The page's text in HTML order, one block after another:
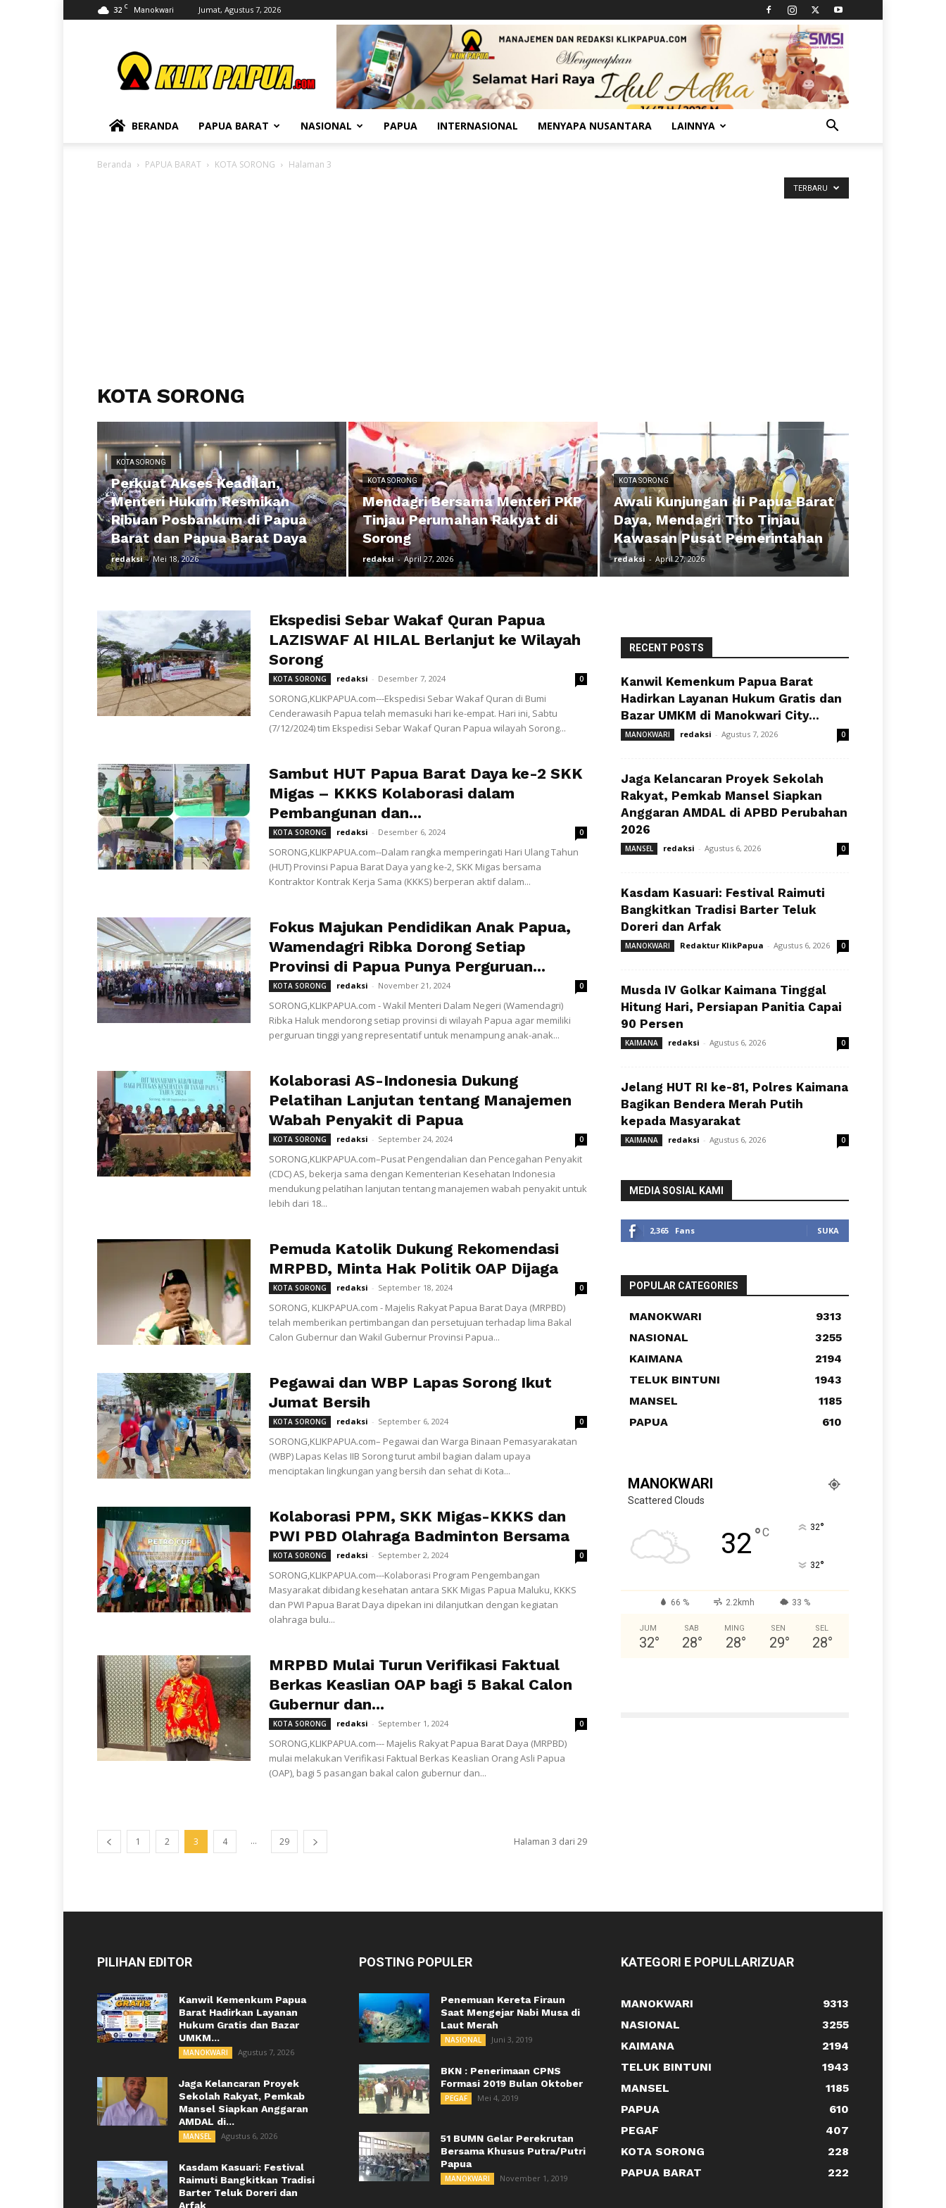
32 C Manokwari Jumat, Agustus 7, 2026
BERANDA PAPUA BARAT NASIONAL PAPUA INTERNASIONAL MENYAPA NUSANTARA LAINNYA
Beranda PAPUA BARAT KOTA SORONG Halaman 3
KOTA SORONG
TERBARU
KOTA SORONG
Perkuat Akses Keadilan,
Menteri Hukum Resmikan
Ribuan Posbankum di Papua
Barat dan Papua Barat Daya
redaksi - Mei 18, 2026
KOTA SORONG
Mendagri Bersama Menteri PKP
Tinjau Perumahan Rakyat di
Sorong
redaksi - April 27, 2026
KOTA SORONG
Awali Kunjungan di Papua Barat
Daya, Mendagri Tito Tinjau
Kawasan Pusat Pemerintahan
redaksi - April 27, 2026
Ekspedisi Sebar Wakaf Quran Papua
LAZISWAF Al HILAL Berlanjut ke Wilayah
Sorong
KOTA SORONG redaksi - Desember 7, 2024 0
SORONG,KLIKPAPUA.com---Ekspedisi Sebar Wakaf Quran di Bumi
Cenderawasih Papua telah memasuki hari ke-empat. Hari ini, Sabtu
(7/12/2024) tim Ekspedisi Sebar Wakaf Quran Papua wilayah Sorong...
Sambut HUT Papua Barat Daya ke-2 SKK
Migas – KKKS Kolaborasi dalam
Pembangunan dan...
KOTA SORONG redaksi - Desember 6, 2024 0
SORONG,KLIKPAPUA.com--Dalam rangka memperingati Hari Ulang Tahun
(HUT) Provinsi Papua Barat Daya yang ke-2, SKK Migas bersama
Kontraktor Kontrak Kerja Sama (KKKS) berperan aktif dalam...
Fokus Majukan Pendidikan Anak Papua,
Wamendagri Ribka Dorong Setiap
Provinsi di Papua Punya Perguruan...
KOTA SORONG redaksi - November 21, 2024 0
SORONG,KLIKPAPUA.com - Wakil Menteri Dalam Negeri (Wamendagri)
Ribka Haluk mendorong setiap provinsi di wilayah Papua agar memiliki
perguruan tinggi yang representatif untuk menampung anak-anak...
Kolaborasi AS-Indonesia Dukung
Pelatihan Lanjutan tentang Manajemen
Wabah Penyakit di Papua
KOTA SORONG redaksi - September 24, 2024 0
SORONG,KLIKPAPUA.com–Pusat Pengendalian dan Pencegahan Penyakit
(CDC) AS, bekerja sama dengan Kementerian Kesehatan Indonesia
mendukung pelatihan lanjutan tentang manajemen wabah penyakit untuk
lebih dari 18...
Pemuda Katolik Dukung Rekomendasi
MRPBD, Minta Hak Politik OAP Dijaga
KOTA SORONG redaksi - September 18, 2024 0
SORONG, KLIKPAPUA.com - Majelis Rakyat Papua Barat Daya (MRPBD)
telah memberikan pertimbangan dan persetujuan terhadap lima Bakal
Calon Gubernur dan Wakil Gubernur Provinsi Papua...
Pegawai dan WBP Lapas Sorong Ikut
Jumat Bersih
KOTA SORONG redaksi - September 6, 2024 0
SORONG,KLIKPAPUA.com– Pegawai dan Warga Binaan Pemasyarakatan
(WBP) Lapas Kelas IIB Sorong turut ambil bagian dalam upaya
menciptakan lingkungan yang bersih dan sehat di Kota...
Kolaborasi PPM, SKK Migas-KKKS dan
PWI PBD Olahraga Badminton Bersama
KOTA SORONG redaksi - September 2, 2024 0
SORONG,KLIKPAPUA.com---Kolaborasi Program Pengembangan
Masyarakat dibidang kesehatan antara SKK Migas Papua Maluku, KKKS
dan PWI Papua Barat Daya dipekan ini dilanjutkan dengan kegiatan
olahraga bulu...
MRPBD Mulai Turun Verifikasi Faktual
Berkas Keaslian OAP bagi 5 Bakal Calon
Gubernur dan...
KOTA SORONG redaksi - September 1, 2024 0
SORONG,KLIKPAPUA.com--- Majelis Rakyat Papua Barat Daya (MRPBD)
mulai melakukan Verifikasi Faktual Berkas Keaslian Orang Asli Papua
(OAP), bagi 5 pasangan bakal calon gubernur dan...
1 2 3 4 ... 29 Halaman 3 dari 29
RECENT POSTS
Kanwil Kemenkum Papua Barat
Hadirkan Layanan Hukum Gratis dan
Bazar UMKM di Manokwari City...
MANOKWARI redaksi - Agustus 7, 2026 0
Jaga Kelancaran Proyek Sekolah
Rakyat, Pemkab Mansel Siapkan
Anggaran AMDAL di APBD Perubahan
2026
MANSEL redaksi - Agustus 6, 2026 0
Kasdam Kasuari: Festival Raimuti
Bangkitkan Tradisi Barter Teluk
Doreri dan Arfak
MANOKWARI Redaktur KlikPapua - Agustus 6, 2026 0
Musda IV Golkar Kaimana Tinggal
Hitung Hari, Persiapan Panitia Capai
90 Persen
KAIMANA redaksi - Agustus 6, 2026 0
Jelang HUT RI ke-81, Polres Kaimana
Bagikan Bendera Merah Putih
kepada Masyarakat
KAIMANA redaksi - Agustus 6, 2026 0
MEDIA SOSIAL KAMI
2,365 Fans SUKA
POPULAR CATEGORIES
MANOKWARI
9313
NASIONAL
3255
KAIMANA
2194
TELUK BINTUNI
1943
MANSEL
1185
PAPUA
610
MANOKWARI
Scattered Clouds
32°C 32°
32°
66 % 2.2kmh 33 %
JUM
32°
SAB
28°
MING
28°
SEN
29°
SEL
28°
PILIHAN EDITOR
Kanwil Kemenkum Papua
Barat Hadirkan Layanan
Hukum Gratis dan Bazar
UMKM...
MANOKWARI Agustus 7, 2026
Jaga Kelancaran Proyek
Sekolah Rakyat, Pemkab
Mansel Siapkan Anggaran
AMDAL di...
MANSEL Agustus 6, 2026
Kasdam Kasuari: Festival
Raimuti Bangkitkan Tradisi
Barter Teluk Doreri dan
Arfak
POSTING POPULER
Penemuan Kereta Firaun
Saat Mengejar Nabi Musa di
Laut Merah
NASIONAL Juni 3, 2019
BKN : Penerimaan CPNS
Formasi 2019 Bulan Oktober
PEGAF Mei 4, 2019
51 BUMN Gelar Perekrutan
Bersama Khusus Putra/Putri
Papua
MANOKWARI November 1, 2019
KATEGORI E POPULLARIZUAR
MANOKWARI
9313
NASIONAL
3255
KAIMANA
2194
TELUK BINTUNI
1943
MANSEL
1185
PAPUA
610
PEGAF
407
KOTA SORONG
228
PAPUA BARAT
222